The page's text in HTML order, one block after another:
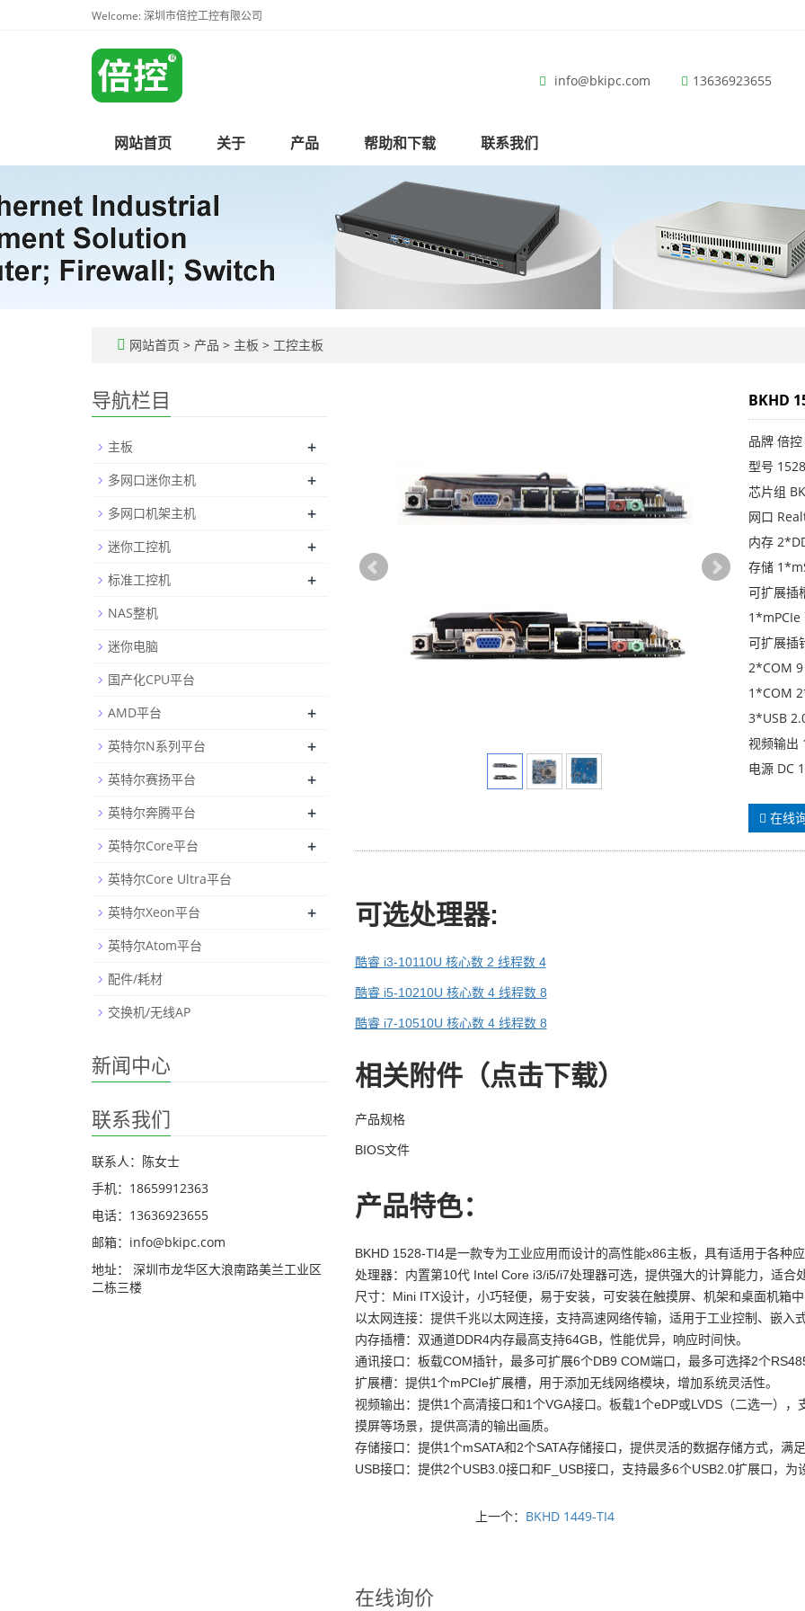
Welcome: 深圳市倍控工控有限公司
info@bkipc.com 13636923655
网站首页 关于 产品 帮助和下载 联系我们
网站首页 > 产品 > 主板 > 工控主板
BKHD
品牌 倍控
型号
芯片组
网口
内存
存储
可扩展插
1*mPCIe
可扩展插
2*COM
1*COM
3*USB
视频输出
电源 DC
在线
可选处理器:
酷睿 i3-10110U 核心数 2 线程数 4
酷睿 i5-10210U 核心数 4 线程数 8
酷睿 i7-10510U 核心数 4 线程数 8
相关附件（点击下载）
产品规格
BIOS文件
产品特色：
BKHD 1528-TI4是一款专为工业应用而设计的高性能x86主板，具有适用于各种
处理器：内置第10代 Intel Core i3/i5/i7处理器可选，提供强大的计算能力，适合
尺寸：Mini ITX设计，小巧轻便，易于安装，可安装在触摸屏、机架和桌面机箱
以太网连接：提供千兆以太网连接，支持高速网络传输，适用于工业控制、嵌入
内存插槽：双通道DDR4内存最高支持64GB，性能优异，响应时间快。
通讯接口：板载COM插针，最多可扩展6个DB9 COM端口，最多可选择2个
扩展槽：提供1个mPCIe扩展槽，用于添加无线网络模块，增加系统灵活性。
视频输出：提供1个高清接口和1个VGA接口。板载1个eDP或LVDS（二选一）
摸屏等场景，提供高清的输出画质。
存储接口：提供1个mSATA和2个SATA存储接口，提供灵活的数据存储方式，满
USB接口：提供2个USB3.0接口和F_USB接口，支持最多6个USB2.0扩展口，为
上一个： BKHD 1449-TI4
在线询价
导航栏目
主板 +
多网口迷你主机 +
多网口机架主机 +
迷你工控机 +
标准工控机 +
NAS整机
迷你电脑
国产化CPU平台
AMD平台
+
英特尔N系列平台 +
英特尔赛扬平台 +
英特尔奔腾平台 +
英特尔Core平台 +
英特尔Core Ultra平台
英特尔Xeon平台
+
英特尔Atom平台
配件/耗材
交换机/无线AP
新闻中心
联系我们
联系人：陈女士
手机：18659912363
电话：13636923655
邮箱：info@bkipc.com
地址： 深圳市龙华区大浪南路美兰工业区
二栋三楼